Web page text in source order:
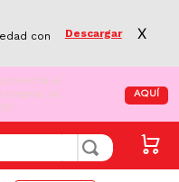
con
Descargar X
el
de
AQUÍ